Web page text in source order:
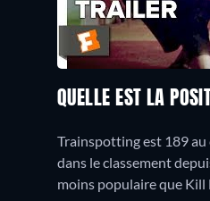
QUELLE EST LA
Trainspotting est 189
dans le classement
moins populaire que Kill